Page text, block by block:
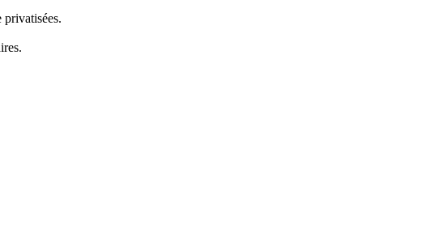
privatisées.